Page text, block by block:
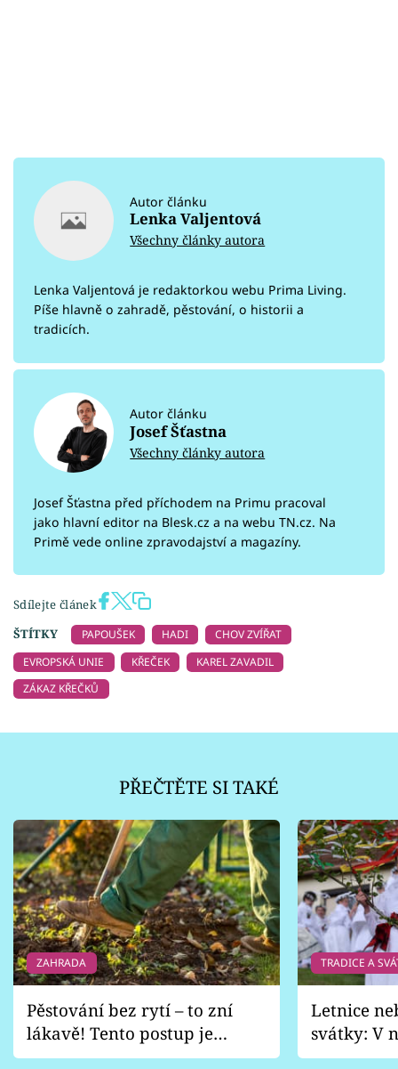
Autor článku
Lenka Valjentová
Všechny články autora
Lenka Valjentová je redaktorkou webu Prima Living.
Píše hlavně o zahradě, pěstování, o historii a
tradicích.
Autor článku
Josef Šťastna
Všechny články autora
Josef Šťastna před příchodem na Primu pracoval
jako hlavní editor na Blesk.cz a na webu TN.cz. Na
Primě vede online zpravodajství a magazíny.
Sdílejte článek
ŠTÍTKY
PAPOUŠEK HADI
CHOV ZVÍŘAT
EVROPSKÁ UNIE
KŘEČEK
KAREL ZAVADIL
ZÁKAZ KŘEČKŮ
PŘEČTĚTE SI TAKÉ
ZAHRADA
Pěstování bez rytí – to zní
lákavě! Tento postup je
vhodný jen pro některé
TRADICE A
Letnice
svátky: V
pondělí